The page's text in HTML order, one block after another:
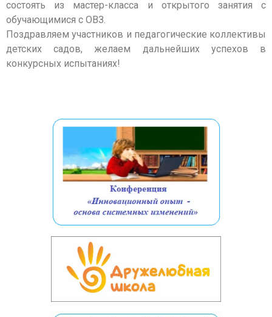
состоять из мастер-класса и открытого занятия с
обучающимися с ОВЗ.
Поздравляем участников и педагогические коллективы
детских садов, желаем дальнейших успехов в
конкурсных испытаниях!